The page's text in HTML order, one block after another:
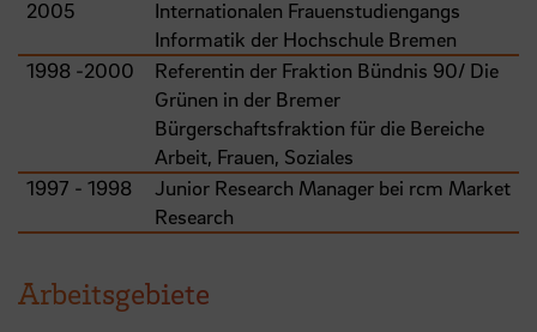
2005
Internationalen Frauenstudiengangs
Informatik der Hochschule Bremen
1998 -2000
Referentin der Fraktion Bündnis 90/ Die
Grünen in der Bremer
Bürgerschaftsfraktion für die Bereiche
Arbeit, Frauen, Soziales
1997 - 1998
Junior Research Manager bei rcm Market
Research
Arbeitsgebiete